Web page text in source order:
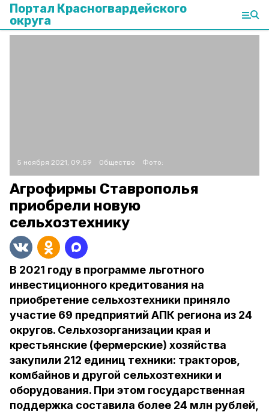
Портал Красногвардейского
округа
5 ноября 2021, 09:59 Общество Фото:
Агрофирмы Ставрополья
приобрели новую
сельхозтехнику
В 2021 году в программе льготного
инвестиционного кредитования на
приобретение сельхозтехники приняло
участие 69 предприятий АПК региона из 24
округов. Сельхозорганизации края и
крестьянские (фермерские) хозяйства
закупили 212 единиц техники: тракторов,
комбайнов и другой сельхозтехники и
оборудования. При этом государственная
поддержка составила более 24 млн рублей,